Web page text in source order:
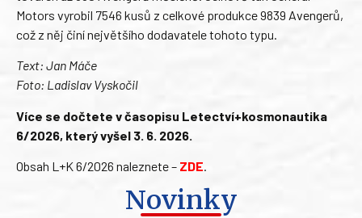
Motors vyrobil 7546 kusů z celkové produkce 9839 Avengerů,
což z něj činí největšího dodavatele tohoto typu.
Text: Jan Máče
Foto: Ladislav Vyskočil
Více se dočtete v časopisu Letectví+kosmonautika
6/2026, který vyšel 3. 6. 2026.
Obsah L+K 6/2026 naleznete – ZDE.
Novinky